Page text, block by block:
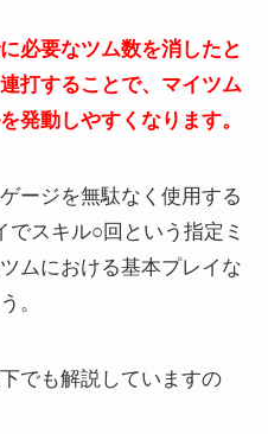
必要なツム数を消したと
打することで、マイツム
発動しやすくなります。
ージを無駄なく使用する
でスキル○回という指定ミ
ムにおける基本プレイな
。
でも解説していますの